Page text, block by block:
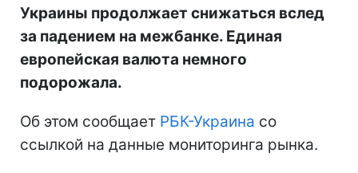
Украины продолжает снижаться вслед
за падением на межбанке. Единая
европейская валюта немного
подорожала.
Об этом сообщает РБК-Украина со
ссылкой на данные мониторинга рынка.